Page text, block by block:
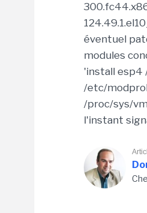
éventuel
modules
'install esp4
/etc/
/proc/sys/
l'instant